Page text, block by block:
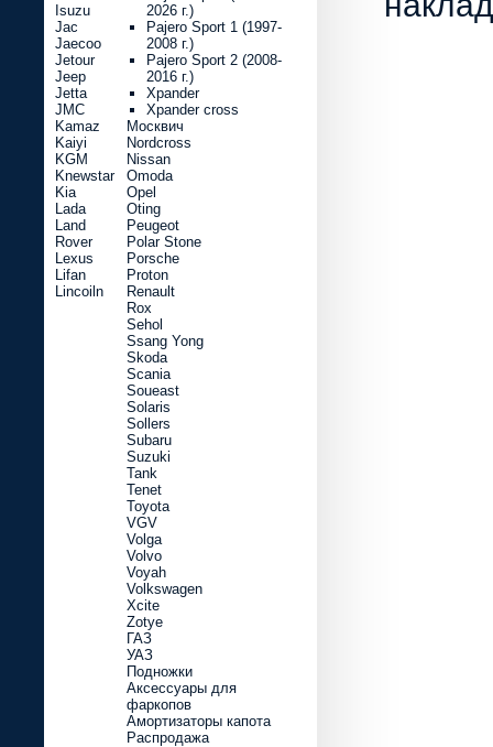
Isuzu
Jac
Jaecoo
Jetour
Jeep
Jetta
JMC
Kamaz
Kaiyi
KGM
Knewstar
Kia
Lada
Land
Rover
Lexus
Lifan
Lincoiln
2026 г.)
Pajero Sport 1 (1997-
2008 г.)
Pajero Sport 2 (2008-
2016 г.)
Xpander
Xpander cross
Москвич
Nordcross
Nissan
Omoda
Opel
Oting
Peugeot
Polar Stone
Porsche
Proton
Renault
Rox
Sehol
Ssang Yong
Skoda
Scania
Soueast
Solaris
Sollers
Subaru
Suzuki
Tank
Tenet
Toyota
VGV
Volga
Volvo
Voyah
Volkswagen
Xcite
Zotye
ГАЗ
УАЗ
Подножки
Аксессуары для
фаркопов
Амортизаторы капота
Распродажа